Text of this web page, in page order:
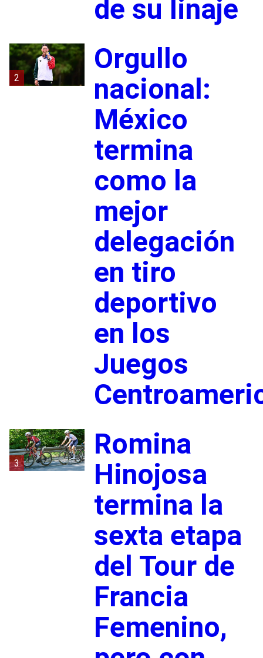
de su linaje
2
Orgullo
nacional:
México
termina
como la
mejor
delegación
en tiro
deportivo
en los
Juegos
3
Romina
Hinojosa
termina la
sexta etapa
del Tour de
Francia
Femenino,